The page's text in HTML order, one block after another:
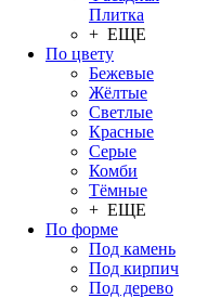
Плитка
+ ЕЩЕ
По цвету
Бежевые
Жёлтые
Светлые
Красные
Серые
Комби
Тёмные
+ ЕЩЕ
По форме
Под камень
Под кирпич
Под дерево